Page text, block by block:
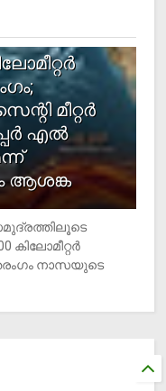
മീറ്റര്‍
എല്‍
ആശങ്ക
കിലോമീറ്റര്‍
നാസയുടെ